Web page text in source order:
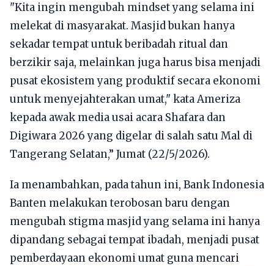
"Kita ingin mengubah mindset yang selama ini
melekat di masyarakat. Masjid bukan hanya
sekadar tempat untuk beribadah ritual dan
berzikir saja, melainkan juga harus bisa menjadi
pusat ekosistem yang produktif secara ekonomi
untuk menyejahterakan umat," kata Ameriza
kepada awak media usai acara Shafara dan
Digiwara 2026 yang digelar di salah satu Mal di
Tangerang Selatan,” Jumat (22/5/2026).
Ia menambahkan, pada tahun ini, Bank Indonesia
Banten melakukan terobosan baru dengan
mengubah stigma masjid yang selama ini hanya
dipandang sebagai tempat ibadah, menjadi pusat
pemberdayaan ekonomi umat guna mencari